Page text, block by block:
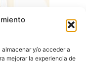
y/o acceder a
mejorar la experiencia de